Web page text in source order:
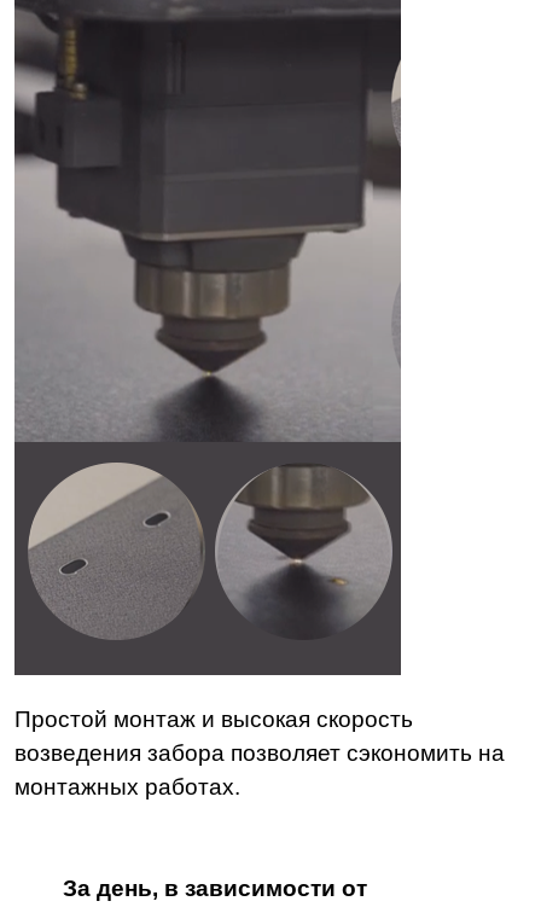
Простой монтаж и высокая скорость
возведения забора позволяет сэкономить на
монтажных работах.
За день, в зависимости от